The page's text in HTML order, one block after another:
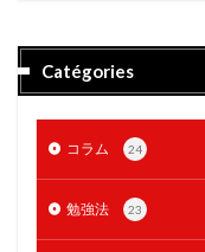
Catégories
コラム 24
勉強法 23